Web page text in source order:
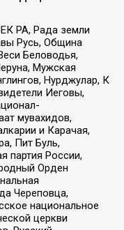
РА, Рада земли
Русь, Община
Беловодья,
Мужская
Нурджулар, К
Иеговы,
мувахидов,
и Карачая,
Пит Буль,
партия России,
Орден
Череповца,
национальное
церкви